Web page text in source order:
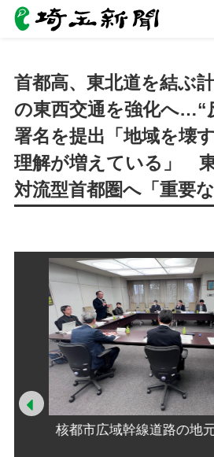
首都高、東北道を結ぶ
の東西交通を強化へ…“
署名を提出「地域を壊
理解が増えている」
対流型首都圏へ「重要な
核都市広域幹線道路の地
Prev